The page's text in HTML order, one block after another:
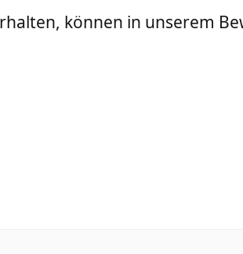
können in unserem